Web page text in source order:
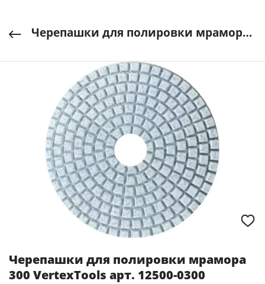
Черепашки для полировки мрамора 300 VertexTools арт. 12500-0300
Черепашки для полировки мрамора
300 VertexTools арт. 12500-0300